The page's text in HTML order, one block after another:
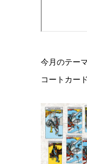
今月のテー
コートカー